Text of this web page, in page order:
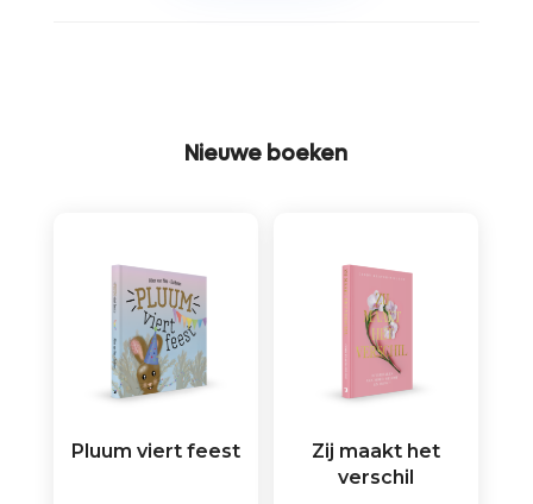
Nieuwe boeken
Pluum viert feest
Zij maakt het
verschil